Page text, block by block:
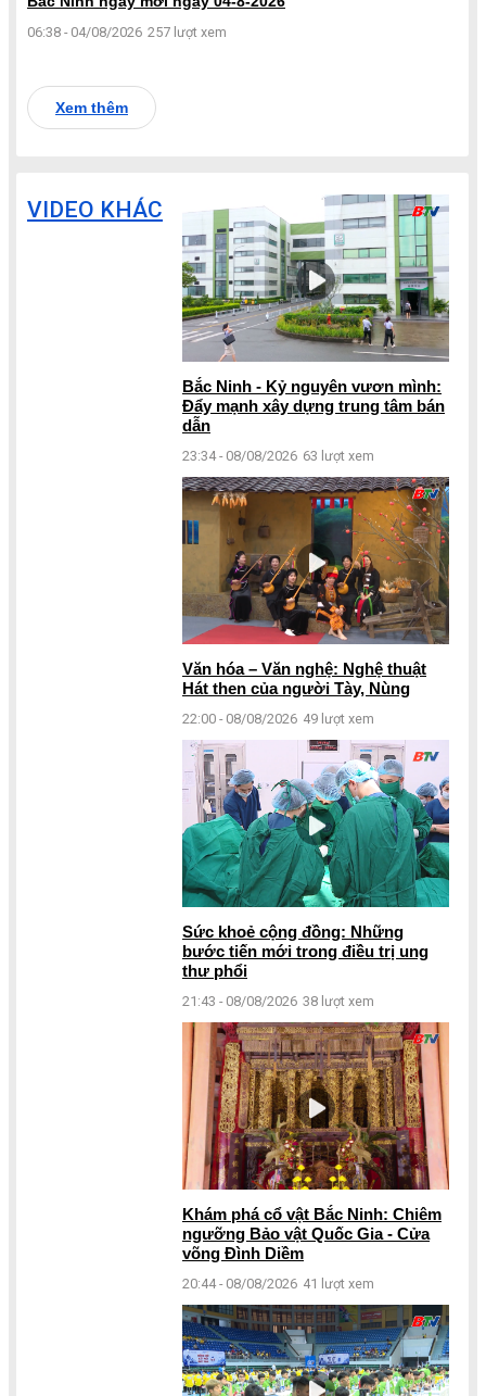
06:38 - 04/08/2026 257 lượt xem
Xem thêm
VIDEO KHÁC
Bắc Ninh - Kỷ nguyên vươn mình:
Đẩy mạnh xây dựng trung tâm bán
dẫn
23:34 - 08/08/2026 63 lượt xem
Văn hóa – Văn nghệ: Nghệ thuật
Hát then của người Tày, Nùng
22:00 - 08/08/2026 49 lượt xem
Sức khoẻ cộng đồng: Những
bước tiến mới trong điều trị ung
thư phổi
21:43 - 08/08/2026 38 lượt xem
Khám phá cổ vật Bắc Ninh: Chiêm
ngưỡng Bảo vật Quốc Gia - Cửa
võng Đình Diềm
20:44 - 08/08/2026 41 lượt xem